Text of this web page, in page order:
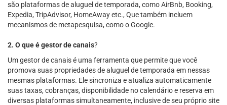
são plataformas de aluguel de temporada, como AirBnb, Booking,
Expedia, TripAdvisor, HomeAway etc., Que também incluem
mecanismos de metapesquisa, como o Google.
2. O que é gestor de canais?
Um gestor de canais é uma ferramenta que permite que você
promova suas propriedades de aluguel de temporada em nessas
mesmas plataformas. Ele sincroniza e atualiza automaticamente
suas taxas, cobranças, disponibilidade no calendário e reserva em
diversas plataformas simultaneamente, inclusive de seu próprio site